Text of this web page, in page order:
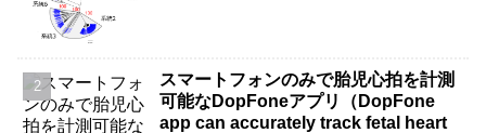
スマートフォンのみで胎児心拍を計測
可能なDopFoneアプリ（DopFone
app can accurately track fetal heart